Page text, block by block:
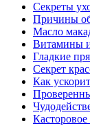
Секреты
Причины
Масло
Витамины
Гладкие
Секрет
Как